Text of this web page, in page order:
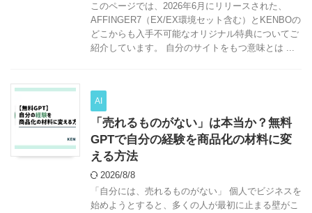
このページでは、2026年6月にリリースされた、
AFFINGER7（EX/EX環境セット含む）とKENBOの
どこからも入手不可能なオリジナル特典についてご
紹介しています。 自分のサイトをもつ意味とは ...
AI
「売れるものがない」は本当か？無料
GPTで自分の経験を商品化の材料に変
える方法
2026/8/8
「自分には、売れるものがない」 個人でビジネスを
始めようとすると、多くの人が最初に止まる壁がこ